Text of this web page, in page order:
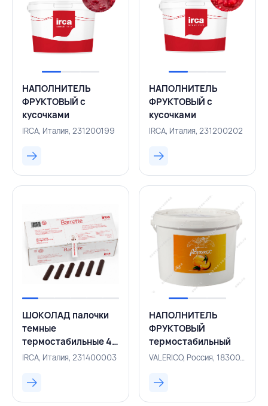
НАПОЛНИТЕЛЬ
ФРУКТОВЫЙ с
кусочками
термостабильный черешня
70% Fruttidor Ciliegia
IRCA, Италия, 231200199
НАПОЛНИТЕЛЬ
ФРУКТОВЫЙ с
кусочками
термостабильный малина
Lampone 3,3 кг, IRCA,
IRCA, Италия, 231200202
ШОКОЛАД палочки
темные
термостабильные 46%
Barrette 1,6 кг, IRCA,
IRCA, Италия, 231400003
НАПОЛНИТЕЛЬ
ФРУКТОВЫЙ
термостабильный
абрикос 13 кг,
VALERICO, Россия, 183001056